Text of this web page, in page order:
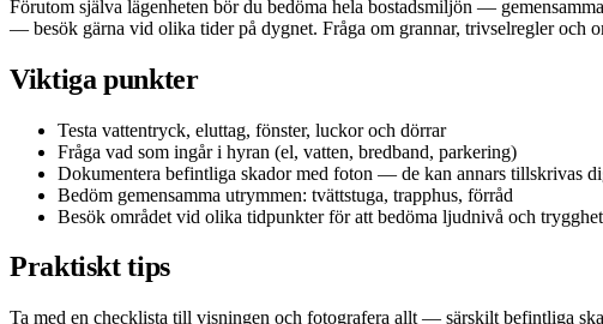
Förutom själva lägenheten bör du bedöma hela bostadsmiljön —
— besök gärna vid olika tider på dygnet. Fråga om grannar, trivselregler och
Viktiga punkter
Testa vattentryck, eluttag, fönster, luckor och dörrar
Fråga vad som ingår i hyran (el, vatten, bredband, parkering)
Dokumentera befintliga skador med foton — de kan annars tillskrivas
Bedöm gemensamma utrymmen: tvättstuga, trapphus, förråd
Besök området vid olika tidpunkter för att bedöma ljudnivå och trygghet
Praktiskt tips
Ta med en checklista till visningen och fotografera allt — särskilt befintliga